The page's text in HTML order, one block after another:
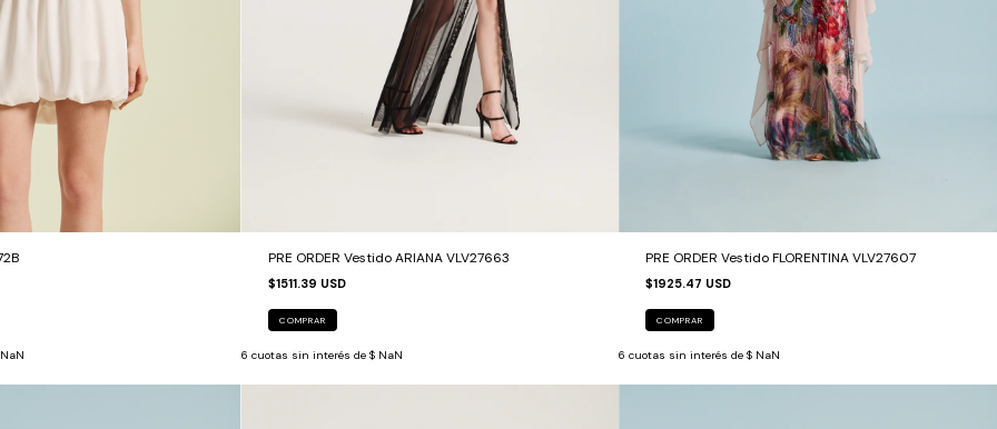
PRE ORDER Vestido ARIANA VLV27663
$1511.39 USD
COMPRAR
6 cuotas sin interés de $ NaN
PRE ORDER Vestido FLORENTINA VLV27607
$1925.47 USD
COMPRAR
6 cuotas sin interés de$ NaN